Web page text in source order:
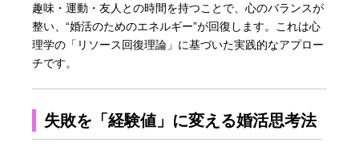
趣味・運動・友人との時間を持つことで、心のバランスが
整い、“婚活のためのエネルギー”が回復します。これは心
理学の「リソース回復理論」に基づいた実践的なアプロー
チです。
失敗を「経験値」に変える婚活思考法